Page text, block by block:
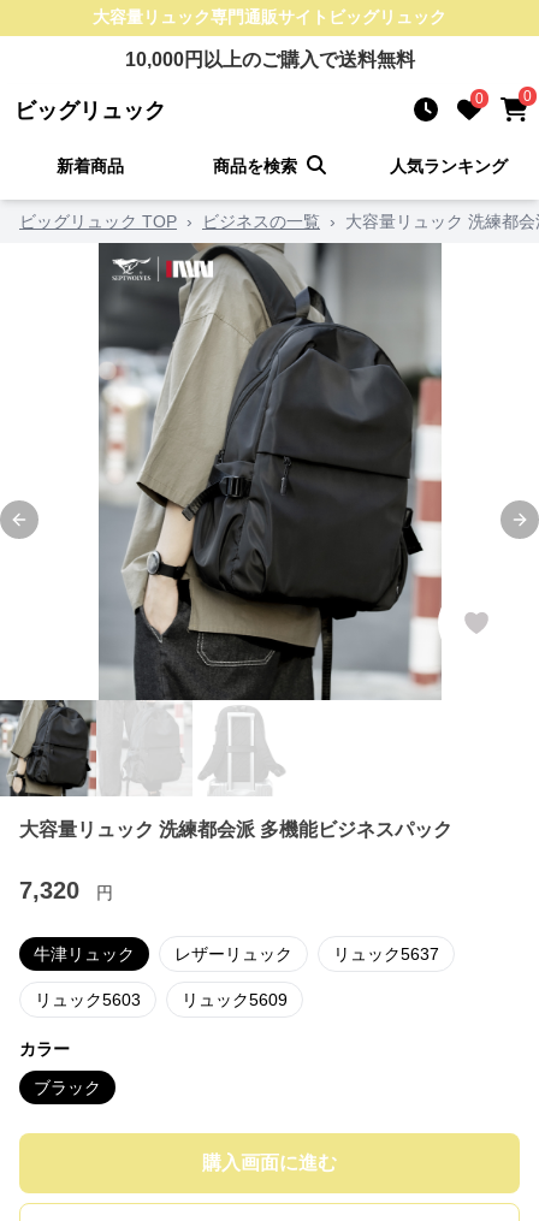
大容量リュック専門通販サイト ビッグリュック
10,000円以上のご購入で送料無料
ビッグリュック 0 0
新着商品 商品を検索 人気ランキング
ビッグリュック TOP › ビジネスの一覧 › 大容量リュック 洗練都
Previous slide
大容量リュック 洗練都会派 多機能ビジネスパック
7,320 円
牛津リュック レザーリュック リュック5637
リュック5603 リュック5609
カラー
ブラック
購入画面に進む